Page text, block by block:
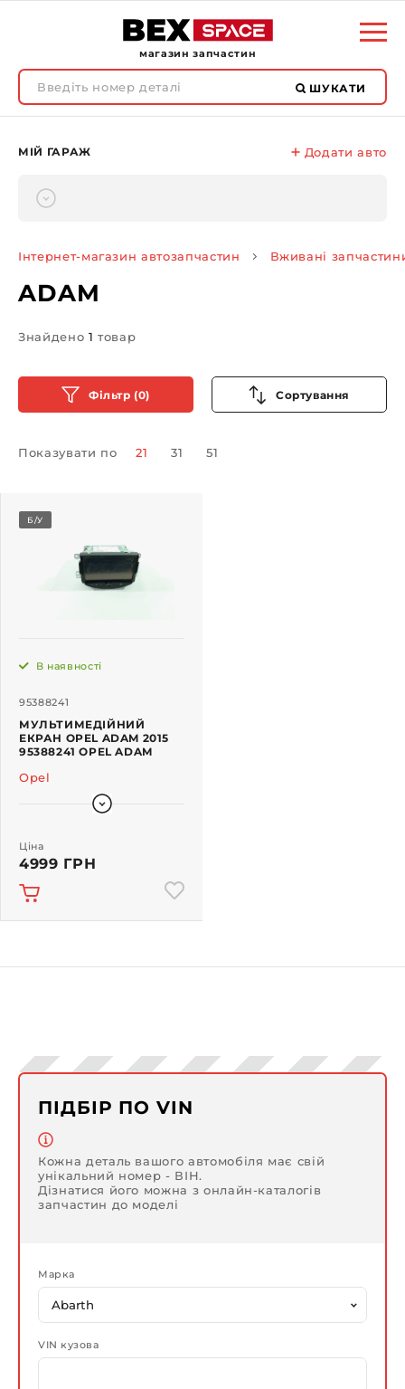
магазин запчастин
ШУКАТИ
МІЙ ГАРАЖ Додати авто
Інтернет-магазин автозапчастин Вживані
ADAM
Знайдено 1 товар
Фільтр (0) Сортування
Показувати по 21 31 51
Б/У
95388241
В наявності
МУЛЬТИМЕДІЙНИЙ
ЕКРАН OPEL ADAM 2015
95388241 OPEL ADAM
Opel
Ціна
4999 ГРН
ПІДБІР ПО VIN
Кожна деталь вашого автомобіля має свій
унікальний номер - ВІН.
Дізнатися його можна з онлайн-каталогів
запчастин до моделі
Марка
VIN кузова